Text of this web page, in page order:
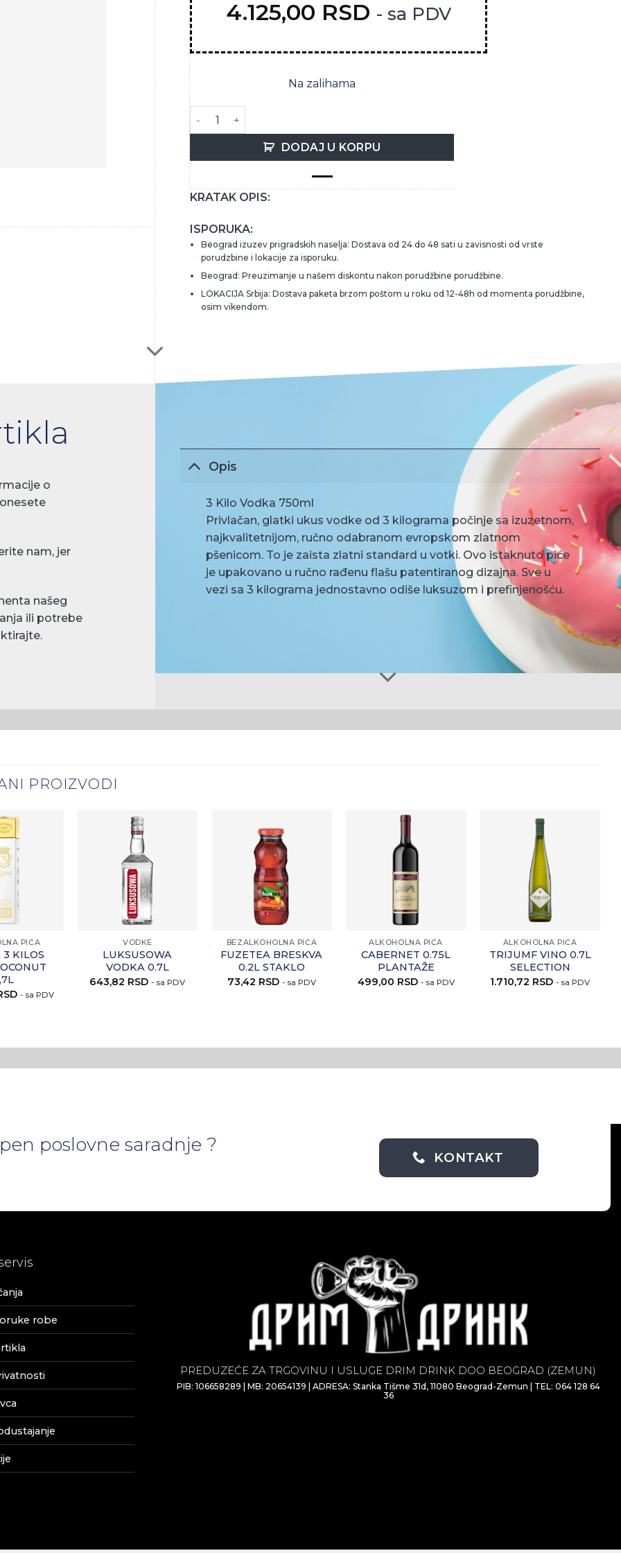
4.125,00 RSD - sa PDV
Na zalihama
VODKA 3 KILOS GOLD 0,7L količina
DODAJ U KORPU
KRATAK OPIS:
ISPORUKA:
Beograd izuzev prigradskih naselja: Dostava od 24 do 48 sati u zavisnosti od vrste
porudzbine i lokacije za isporuku.
Beograd: Preuzimanje u našem diskontu nakon porudžbine porudžbine.
LOKACIJA Srbija: Dostava paketa brzom poštom u roku od 12-48h od momenta porudžbine,
osim vikendom.
o
nam, jer
našeg
ili potrebe
Opis
3 Kilo Vodka 750ml
Privlačan, glatki ukus vodke od 3 kilograma počinje sa izuzetnom,
najkvalitetnijom, ručno odabranom evropskom zlatnom
pšenicom. To je zaista zlatni standard u votki. Ovo istaknuto piće
je upakovano u ručno rađenu flašu patentiranog dizajna. Sve u
vezi sa 3 kilograma jednostavno odiše luksuzom i prefinjenošću.
PROIZVODI
PIĆA
3 KILOS
- sa PDV
VODKE
LUKSUSOWA
VODKA 0.7L
643,82 RSD - sa PDV
BEZALKOHOLNA PIĆA
FUZETEA BRESKVA
0.2L STAKLO
73,42 RSD - sa PDV
ALKOHOLNA PIĆA
CABERNET 0.75L
PLANTAŽE
499,00 RSD - sa PDV
ALKOHOLNA PIĆA
TRIJUMF VINO 0.7L
SELECTION
1.710,72 RSD - sa PDV
poslovne saradnje ?
KONTAKT
robe
PREDUZEĆE ZA TRGOVINU I USLUGE DRIM DRINK DOO BEOGRAD (ZEMUN)
PIB: 106658289 | MB: 20654139 | ADRESA: Stanka Tišme 31d, 11080 Beograd-Zemun | TEL: 064 128 64
36